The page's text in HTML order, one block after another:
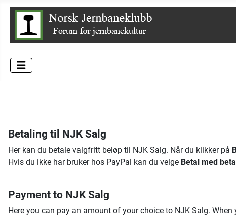
Betaling til NJK Salg
Her kan du betale valgfritt beløp til NJK Salg. Når du klikker på
Hvis du ikke har bruker hos PayPal kan du velge Betal med
Payment to NJK Salg
Here you can pay an amount of your choice to NJK Salg. When